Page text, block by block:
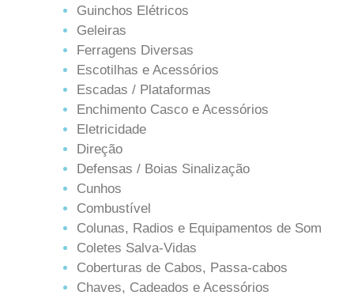
Guinchos Elétricos
Geleiras
Ferragens Diversas
Escotilhas e Acessórios
Escadas / Plataformas
Enchimento Casco e Acessórios
Eletricidade
Direção
Defensas / Boias Sinalização
Cunhos
Combustível
Colunas, Radios e Equipamentos de Som
Coletes Salva-Vidas
Coberturas de Cabos, Passa-cabos
Chaves, Cadeados e Acessórios